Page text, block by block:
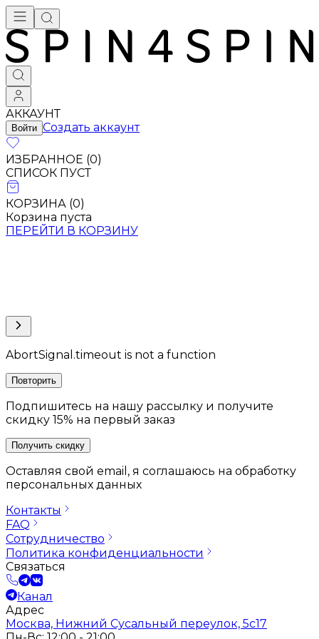
АККАУНТ
Войти Создать аккаунт
ИЗБРАННОЕ (0)
СПИСОК ПУСТ
КОРЗИНА (0)
Корзина пуста
ПЕРЕЙТИ В КОРЗИНУ
AbortSignal.timeout is not a function
Повторить
Подпишитесь на нашу рассылку и получите
скидку 15% на первый заказ
Получить скидку
Оставляя свой email, я соглашаюсь на обработку
персональных данных
Контакты
FAQ
Сотрудничество
Политика конфиденциальности
Связаться
Канал
Адрес
Москва, Нижний Сусальный переулок, 5с17